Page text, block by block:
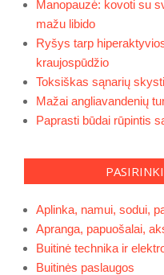
Manopauzė: kovoti su
mažu libido
Ryšys tarp
kraujospūdžio
Toksiškas sąnarių
Mažai angliavandenių
Paprasti būdai rūpintis
Aplinka, namui, sodui,
Apranga, papuošalai,
Buitinė technika ir
Buitinės paslaugos